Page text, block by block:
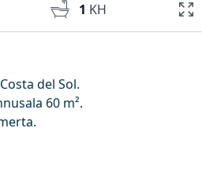
1 KH
del Sol.
60 m².